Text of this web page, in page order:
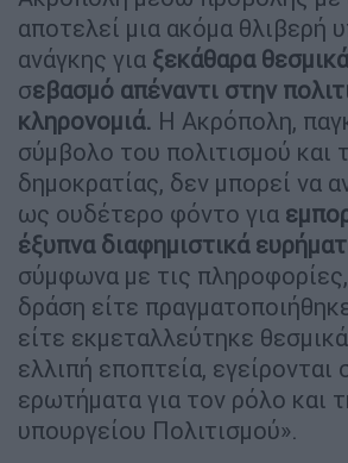
αποτελεί μια ακόμα θλιβερή
ανάγκης για ξεκάθαρα
σεβασμό απέναντι στην
κληρονομιά. H Ακρόπολη,
σύμβολο του πολιτισμού και
δημοκρατίας, δεν μπορεί να
ως ουδέτερο φόντο για
έξυπνα διαφημιστικά
σύμφωνα με τις
δράση είτε
είτε εκμεταλλεύτηκε
ελλιπή εποπτεία, εγείρονται
ερωτήματα για τον ρόλο και
υπουργείου Πολιτισμού».